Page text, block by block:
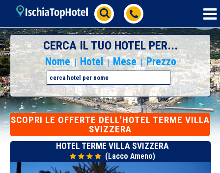
CERCA IL TUO HOTEL PER...
Nome | Hotel | Mese | Prezzo
SCOPRI LE OFFERTE DELL'HOTEL TERME VILLA
SVIZZERA
HOTEL TERME VILLA SVIZZERA
(Lacco Ameno)